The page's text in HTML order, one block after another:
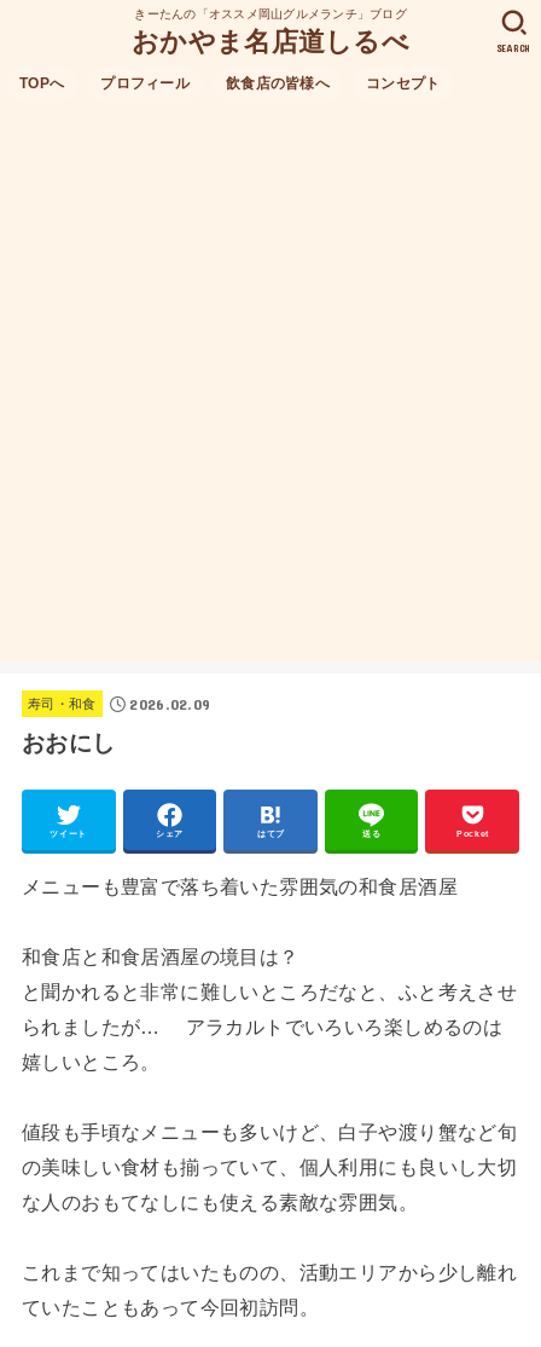
きーたんの「オススメ岡山グルメランチ」ブログ
おかやま名店道しるべ
TOPへ プロフィール 飲食店の皆様へ コンセプト
SEARCH
寿司・和食 2026.02.09
おおにし
ツイート シェア はてブ 送る Pocket
メニューも豊富で落ち着いた雰囲気の和食居酒屋
和食店と和食居酒屋の境目は？
と聞かれると非常に難しいところだなと、ふと考えさせ
られましたが… アラカルトでいろいろ楽しめるのは
嬉しいところ。
値段も手頃なメニューも多いけど、白子や渡り蟹など旬
の美味しい食材も揃っていて、個人利用にも良いし大切
な人のおもてなしにも使える素敵な雰囲気。
これまで知ってはいたものの、活動エリアから少し離れ
ていたこともあって今回初訪問。